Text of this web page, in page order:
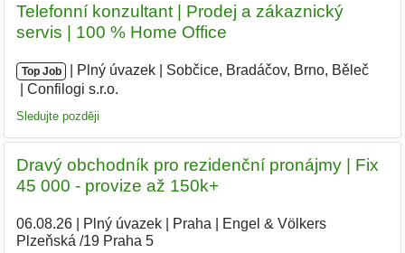
Telefonní konzultant | Prodej a zákaznický
servis | 100 % Home Office
Top Job Plný úvazek Sobčice, Bradáčov, Brno, Běleč
Confilogi s.r.o.
Sledujte později
Dravý obchodník pro rezidenční pronájmy | Fix
45 000 - provize až 150k+
06.08.26| Plný úvazek| Praha
Engel & Völkers
Plzeňská /19 Praha 5